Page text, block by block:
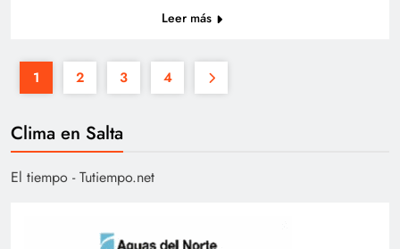
Leer más
1 2 3 4
Clima en Salta
El tiempo - Tutiempo.net